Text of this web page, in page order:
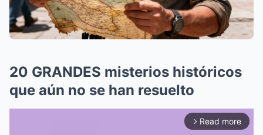
20 GRANDES misterios históricos
que aún no se han resuelto
arrow_forward_ios Read more